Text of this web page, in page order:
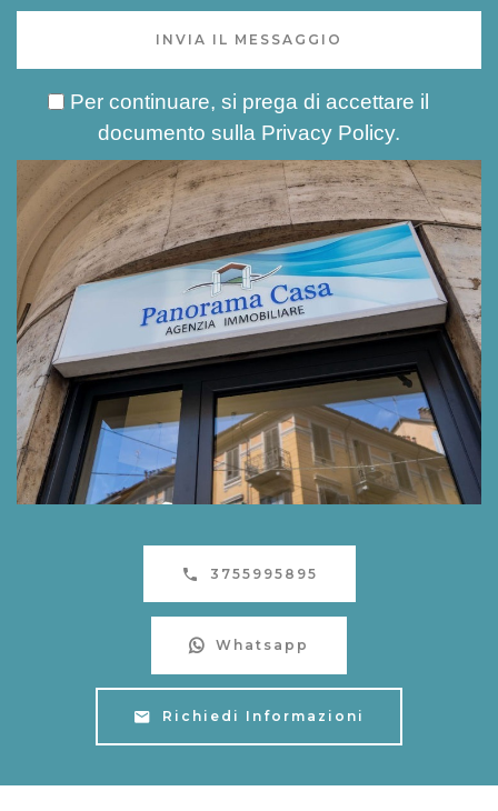
INVIA IL MESSAGGIO
Per continuare, si prega di accettare il
documento sulla Privacy Policy.
3755995895
Whatsapp
Richiedi Informazioni